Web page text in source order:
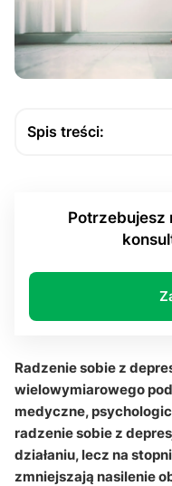
Spis treści:
Jaką rolę odgrywa
Kiedy konieczna
Jak sen i dieta
Jakie codzienne
Kiedy należy
Sekcja pytań i
Potrzebujesz
Radzenie sobie z
wielowymiarowego
medyczne,
radzenie sobie z
działaniu, lecz na
zmniejszają nasilenie